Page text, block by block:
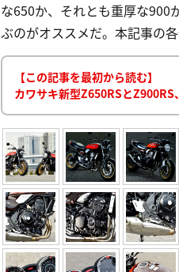
な650か、それとも重厚な900
ぶのがオススメだ。本記事の
【この記事を最初から読む】
カワサキ新型Z650RSと